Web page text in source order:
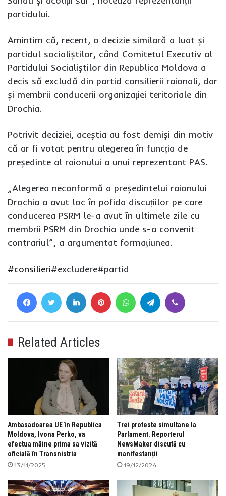
partidului.
Amintim că, recent, o decizie similară a luat și
partidul socialiștilor, când Comitetul Executiv al
Partidului Socialiștilor din Republica Moldova a
decis să excludă din partid consilierii raionali, dar
și membrii conducerii organizației teritoriale din
Drochia.
Potrivit deciziei, aceștia au fost demiși din motiv
că ar fi votat pentru alegerea în funcția de
președinte al raionului a unui reprezentant PAS.
„Alegerea neconformă a președintelui raionului
Drochia a avut loc în pofida discuțiilor pe care
conducerea PSRM le-a avut în ultimele zile cu
membrii PSRM din Drochia unde s-a convenit
contrariul”, a argumentat formațiunea.
#consilieri#excludere#partid
FacebookTwitter LinkedIn Pinterest WhatsAppTelegram
Related Articles
Ambasadoarea UE în Republica
Moldova, Ivona Perko, va
efectua mâine prima sa vizită
oficială în Transnistria
13/11/2025
Trei proteste simultane la
Parlament. Reporterul
NewsMaker discută cu
manifestanții
19/12/2024